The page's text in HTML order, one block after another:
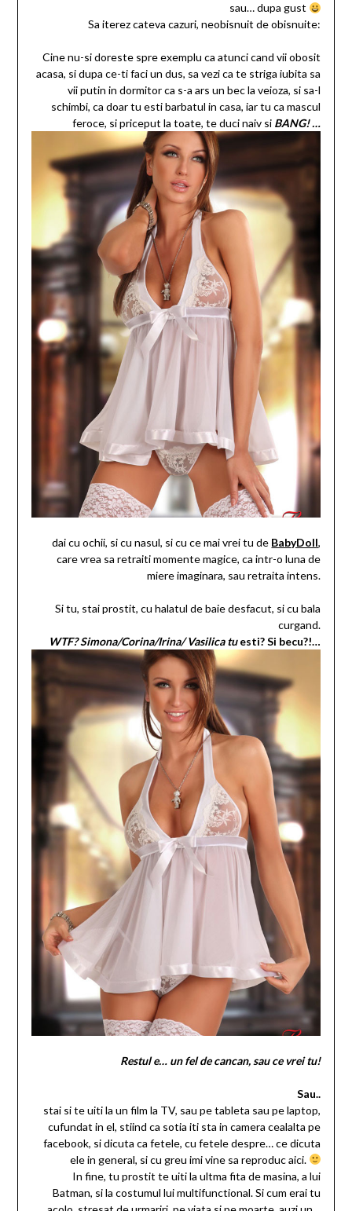
sau… dupa gust
Sa iterez cateva cazuri, neobisnuit de obisnuite:
Cine nu-si doreste spre exemplu ca atunci cand vii obosit
acasa, si dupa ce-ti faci un dus, sa vezi ca te striga iubita sa
vii putin in dormitor ca s-a ars un bec la veioza, si sa-l
schimbi, ca doar tu esti barbatul in casa, iar tu ca mascul
feroce, si priceput la toate, te duci naiv si BANG! …
dai cu ochii, si cu nasul, si cu ce mai vrei tu de BabyDoll,
care vrea sa retraiti momente magice, ca intr-o luna de
miere imaginara, sau retraita intens.
Si tu, stai prostit, cu halatul de baie desfacut, si cu bala
curgand.
WTF? Simona/Corina/Irina/ Vasilica tuesti? Si becu?!…
Restul e… un fel de cancan, sau ce vrei tu!
Sau..
stai si te uiti la un film la TV, sau pe tableta sau pe laptop,
cufundat in el, stiind ca sotia iti sta in camera cealalta pe
facebook, si dicuta ca fetele, cu fetele despre… ce dicuta
ele in general, si cu greu imi vine sa reproduc aici.
In fine, tu prostit te uiti la ultma fita de masina, a lui
Batman, si la costumul lui multifunctional. Si cum erai tu